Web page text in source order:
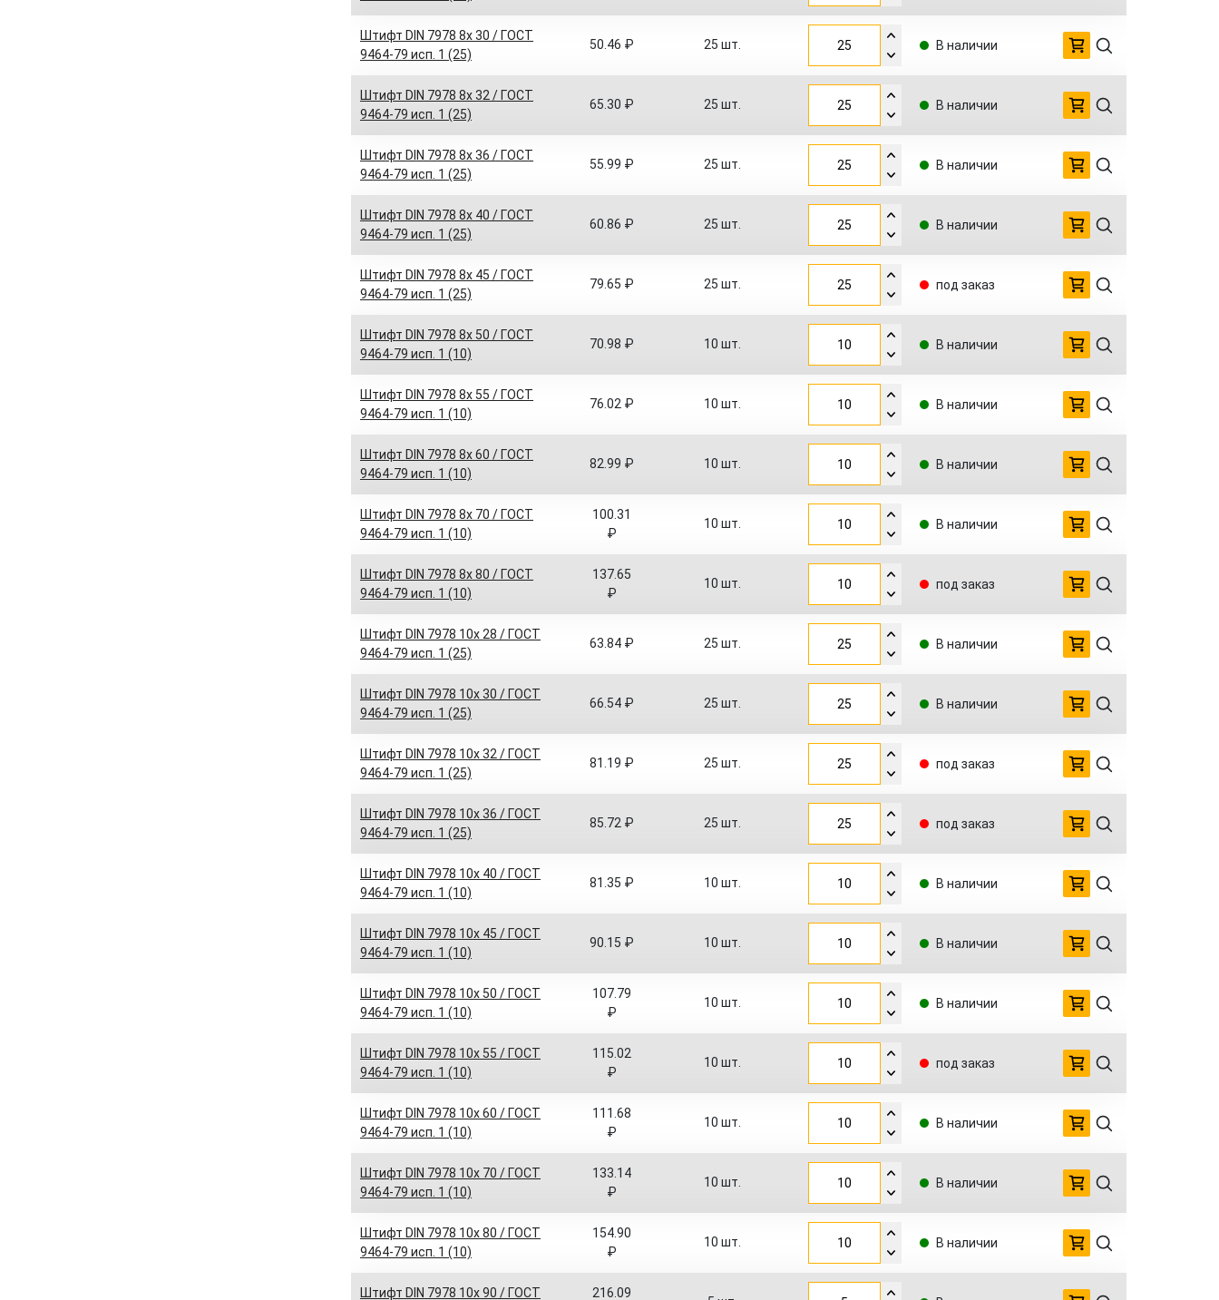
Штифт DIN 7978 8x 30 / ГОСТ
9464-79 исп. 1 (25)
50.46 ₽ 25 шт. В наличии
Штифт DIN 7978 8x 32 / ГОСТ
9464-79 исп. 1 (25)
65.30 ₽ 25 шт. В наличии
Штифт DIN 7978 8x 36 / ГОСТ
9464-79 исп. 1 (25)
55.99 ₽ 25 шт. В наличии
Штифт DIN 7978 8x 40 / ГОСТ
9464-79 исп. 1 (25)
60.86 ₽ 25 шт. В наличии
Штифт DIN 7978 8x 45 / ГОСТ
9464-79 исп. 1 (25)
79.65 ₽ 25 шт. под заказ
Штифт DIN 7978 8x 50 / ГОСТ
9464-79 исп. 1 (10)
70.98 ₽ 10 шт. В наличии
Штифт DIN 7978 8x 55 / ГОСТ
9464-79 исп. 1 (10)
76.02 ₽ 10 шт. В наличии
Штифт DIN 7978 8x 60 / ГОСТ
9464-79 исп. 1 (10)
82.99 ₽ 10 шт. В наличии
Штифт DIN 7978 8x 70 / ГОСТ
9464-79 исп. 1 (10)
100.31
₽
10 шт. В наличии
Штифт DIN 7978 8x 80 / ГОСТ
9464-79 исп. 1 (10)
137.65
₽
10 шт. под заказ
Штифт DIN 7978 10x 28 / ГОСТ
9464-79 исп. 1 (25)
63.84 ₽ 25 шт. В наличии
Штифт DIN 7978 10x 30 / ГОСТ
9464-79 исп. 1 (25)
66.54 ₽ 25 шт. В наличии
Штифт DIN 7978 10x 32 / ГОСТ
9464-79 исп. 1 (25)
81.19 ₽ 25 шт. под заказ
Штифт DIN 7978 10x 36 / ГОСТ
9464-79 исп. 1 (25)
85.72 ₽ 25 шт. под заказ
Штифт DIN 7978 10x 40 / ГОСТ
9464-79 исп. 1 (10)
81.35 ₽ 10 шт. В наличии
Штифт DIN 7978 10x 45 / ГОСТ
9464-79 исп. 1 (10)
90.15 ₽ 10 шт. В наличии
Штифт DIN 7978 10x 50 / ГОСТ
9464-79 исп. 1 (10)
107.79
₽
10 шт. В наличии
Штифт DIN 7978 10x 55 / ГОСТ
9464-79 исп. 1 (10)
115.02
₽
10 шт. под заказ
Штифт DIN 7978 10x 60 / ГОСТ
9464-79 исп. 1 (10)
111.68
₽
10 шт. В наличии
Штифт DIN 7978 10x 70 / ГОСТ
9464-79 исп. 1 (10)
133.14
₽
10 шт. В наличии
Штифт DIN 7978 10x 80 / ГОСТ
9464-79 исп. 1 (10)
154.90
₽
10 шт. В наличии
Штифт DIN 7978 10x 90 / ГОСТ 216.09